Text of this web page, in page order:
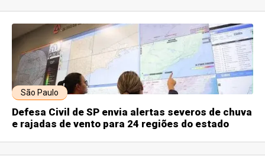
São Paulo
Defesa Civil de SP envia alertas severos de chuva
e rajadas de vento para 24 regiões do estado